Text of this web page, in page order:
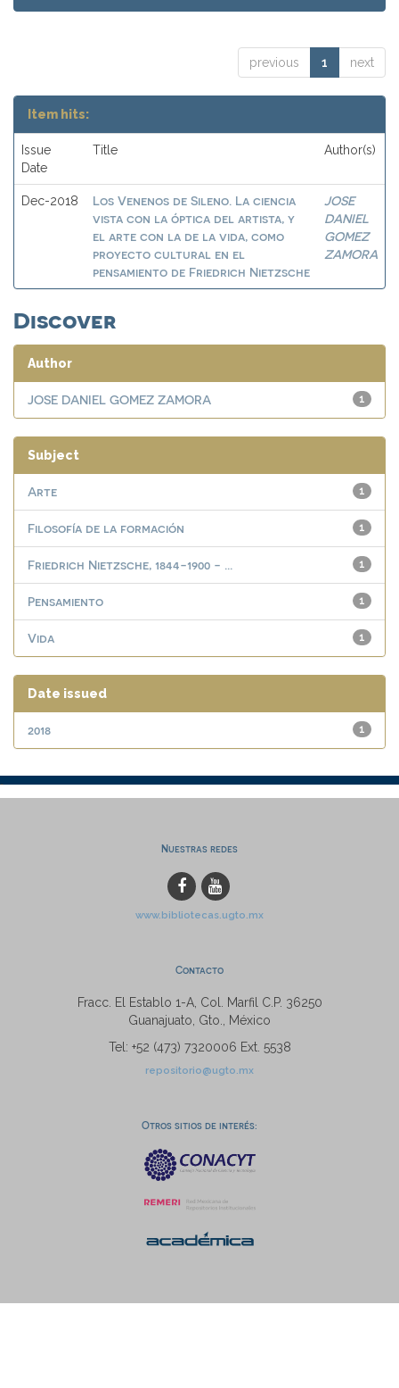
previous 1 next
Item hits:
Issue
Date
Title Author(s)
Dec-2018
Los Venenos de Sileno. La ciencia
vista con la óptica del artista, y
el arte con la de la vida, como
proyecto cultural en el
pensamiento de Friedrich Nietzsche
JOSE
DANIEL
GOMEZ
ZAMORA
Discover
Author
1
JOSE DANIEL GOMEZ ZAMORA
Subject
1
Arte
1
Filosofía de la formación
1
Friedrich Nietzsche, 1844-1900 - ...
1
Pensamiento
1
Vida
Date issued
1
2018
Nuestras redes
www.bibliotecas.ugto.mx
Contacto
Fracc. El Establo 1-A, Col. Marfil C.P. 36250
Guanajuato, Gto., México
Tel: +52 (473) 7320006 Ext. 5538
repositorio@ugto.mx
Otros sitios de interés: